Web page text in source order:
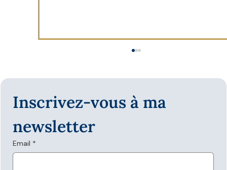
Inscrivez-vous à ma
newsletter
Email *